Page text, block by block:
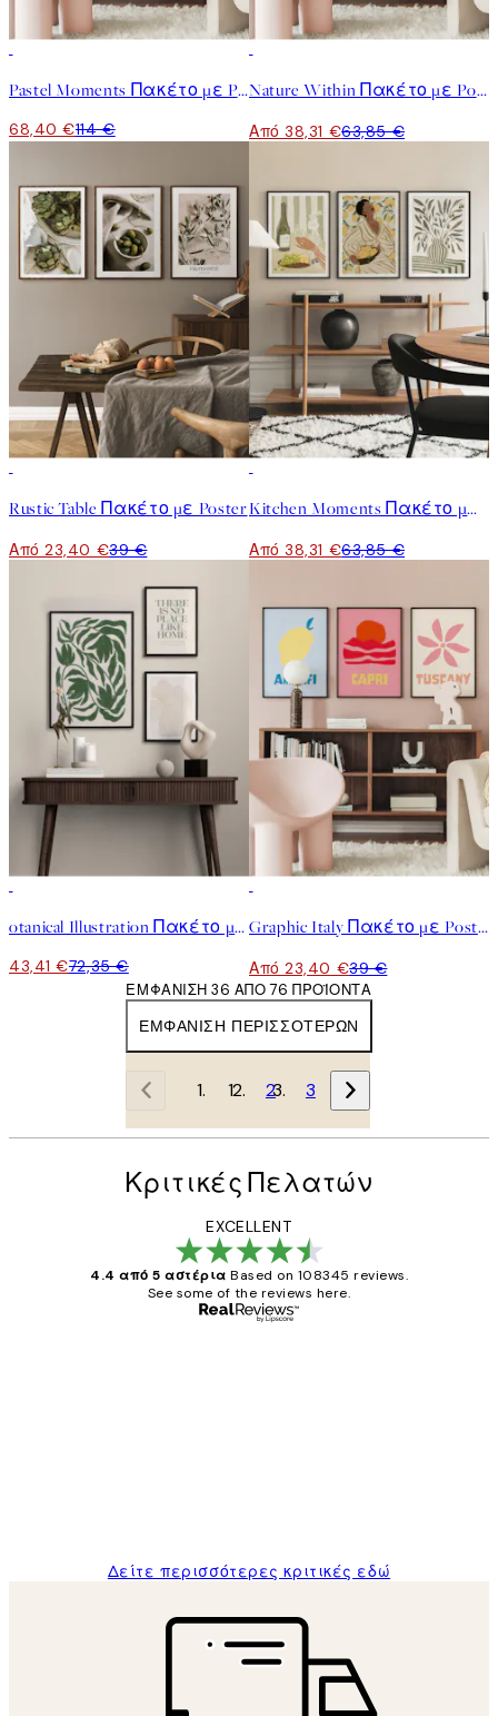
Pastel Moments Πακέτο με Poster
68,40 €114 €
Nature Within Πακέτο με Poster
Από 38,31 €63,85 €
Rustic Table Πακέτο με Poster
Από 23,40 €39 €
Kitchen Moments Πακέτο με Poster
Από 38,31 €63,85 €
otanical Illustration Πακέτο με Poster
43,41 €72,35 €
Graphic Italy Πακέτο με Poster
Από 23,40 €39 €
ΕΜΦΆΝΙΣΗ ΠΕΡΙΣΣΌΤΕΡΩΝ
ΕΜΦΆΝΙΣΗ 36 ΑΠΌ 76 ΠΡΟΪΌΝΤΑ
1 2 3
Κριτικές Πελατών
EXCELLENT
4.4 από 5 αστέρια Based on 108345 reviews.
See some of the reviews here.
Δείτε περισσότερες κριτικές εδώ